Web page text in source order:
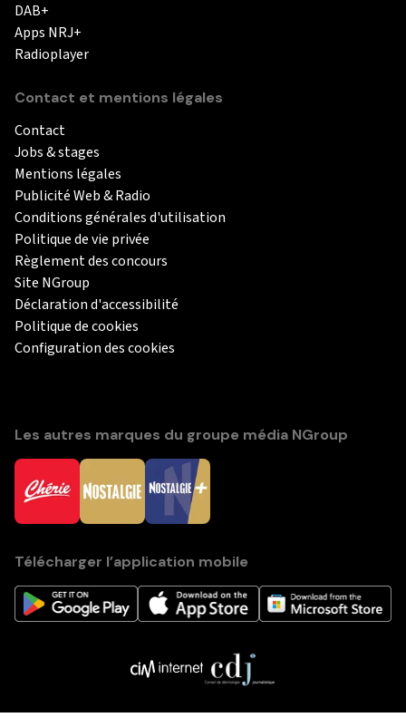
DAB+
Apps NRJ+
Radioplayer
Contact et mentions légales
Contact
Jobs & stages
Mentions légales
Publicité Web & Radio
Conditions générales d'utilisation
Politique de vie privée
Règlement des concours
Site NGroup
Déclaration d'accessibilité
Politique de cookies
Configuration des cookies
Les autres marques du groupe média NGroup
Télécharger l’application mobile